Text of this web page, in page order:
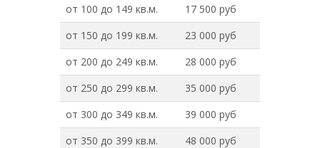
от 100 до 149 кв.м.
17 500 руб
от 150 до 199 кв.м.
23 000 руб
от 200 до 249 кв.м.
28 000 руб
от 250 до 299 кв.м.
35 000 руб
от 300 до 349 кв.м.
39 000 руб
от 350 до 399 кв.м.
48 000 руб